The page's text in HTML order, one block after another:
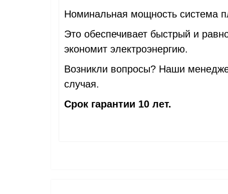
Номинальная мощность система
Это обеспечивает быстрый и
экономит электроэнергию.
Возникли вопросы? Наши
случая.
Срок гарантии 10 лет.